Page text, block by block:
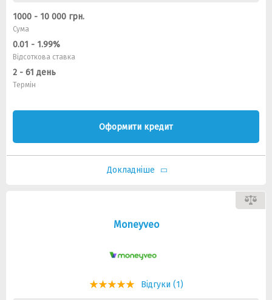
1000 - 10 000 грн.
Сума
0.01 - 1.99%
Відсоткова ставка
2 - 61 день
Термін
Оформити кредит
Докладніше
Moneyveo
Відгуки (1)